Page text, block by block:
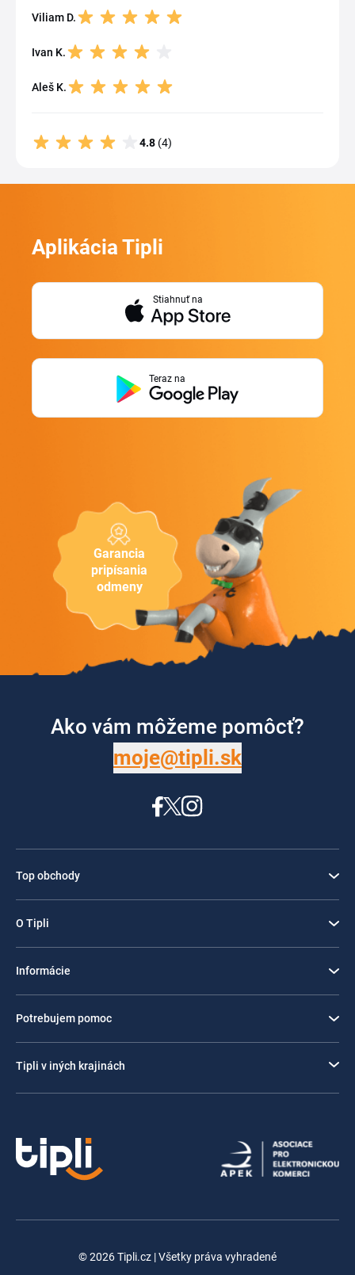
Viliam D.
Ivan K.
Aleš K.
4.8 (4)
Garancia
pripísania
odmeny
Aplikácia Tipli
Stiahnuť na
Teraz na
Ako vám môžeme pomôcť?
moje@tipli.sk
Top obchody
O Tipli
Informácie
Potrebujem pomoc
Tipli v iných krajinách
© 2026 Tipli.cz | Všetky práva vyhradené